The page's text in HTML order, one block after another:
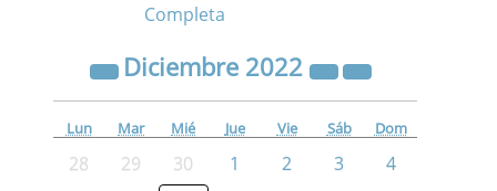
Completa
Diciembre 2022
Lun Mar Mié Jue Vie Sáb Dom
28 29 30 1 2 3
4